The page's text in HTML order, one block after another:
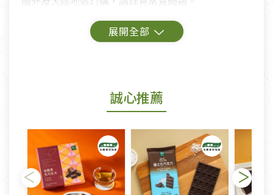
鑑賞期商品說明：
若您購買的商品有下列「不適用七天鑑賞期商品」情
形者，除商品瑕疵以外，恕不接受退換貨.
依消保法之規定提供該商品七天免費鑑賞期(含例假
日)的服務，原則上若商品未經使用或被汙損(除商品
瑕疵)，一般皆可申請退換貨。
誠心推薦